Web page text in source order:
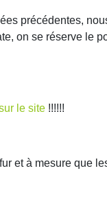
précédentes,
on se réserve
le site !!!!!!
et à mesure que